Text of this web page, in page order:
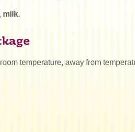
, milk.
temperature, away from